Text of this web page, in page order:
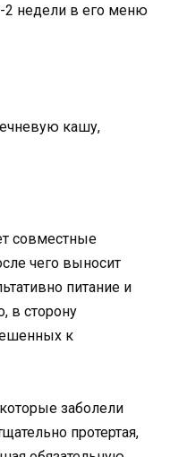
2 недели в его меню
кашу,
совместные
чего выносит
питание и
в сторону
к
заболели
протертая,